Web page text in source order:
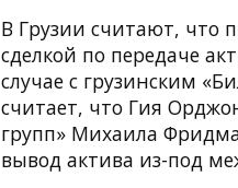
В Грузии считают, что
сделкой по передаче
случае с грузинским
считает, что Гия
групп» Михаила
вывод актива из-под